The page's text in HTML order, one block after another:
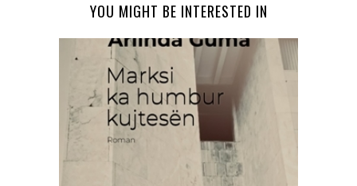
YOU MIGHT BE INTERESTED IN